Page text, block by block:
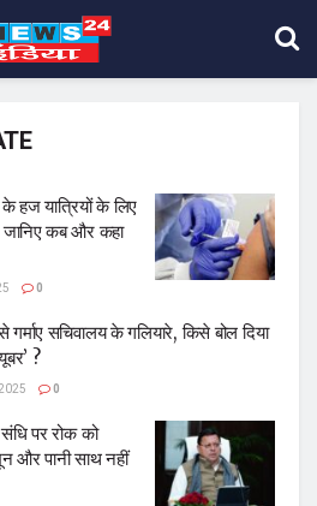
हज यात्रियों के लिए
कब और कहा
0
गर्माए सचिवालय के गलियारे, किसे बोल दिया
?
0
पर रोक को
और पानी साथ नहीं